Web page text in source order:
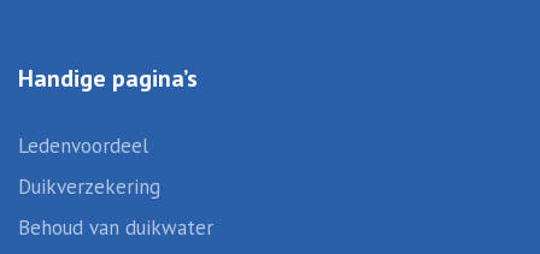
Handige pagina’s
Ledenvoordeel
Duikverzekering
Behoud van duikwater